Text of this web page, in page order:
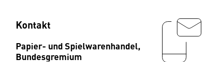
Kontakt
Papier- und Spielwarenhandel,
Bundesgremium